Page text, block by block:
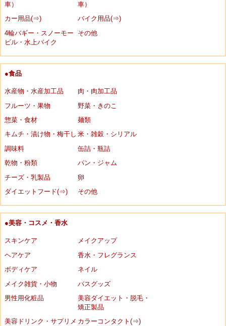
車）
車）
カー用品(⇒)
バイク用品(⇒)
4輪バギー・スノーモー
ビル・水上バイク
その他
●食品
水産物・水産加工品
肉・肉加工品
フルーツ・果物
野菜・きのこ
惣菜・食材
麺類
キムチ・漬け物・梅干し 米・雑穀・シリアル
調味料
缶詰・瓶詰
乾物・粉類
パン・ジャム
チーズ・乳製品
卵
ダイエットフード(⇒)
その他
●美容・コスメ・香水
スキンケア
メイクアップ
ヘアケア
香水・フレグランス
ボディケア
ネイル
メイク雑貨・小物
バスグッズ
男性用化粧品
美容ダイエット・脱毛・
矯正製品
美容ドリンク・サプリメ カラーコンタクト(⇒)